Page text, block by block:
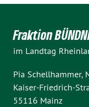
Fraktion
im Landtag
Pia Schellhammer,
Kaiser-Friedrich-
55116 Mainz